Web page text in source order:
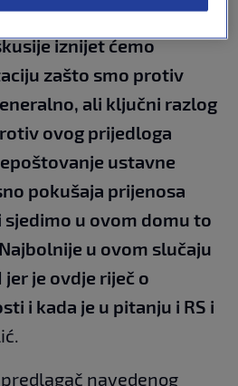
nećemo podržati.
iznijet ćemo
zašto smo protiv
ali ključni razlog
ovog prijedloga
ustavne
pokušaja prijenosa
u ovom domu to
u ovom slučaju
je ovdje riječ o
i kada je u pitanju i RS i
navedenog